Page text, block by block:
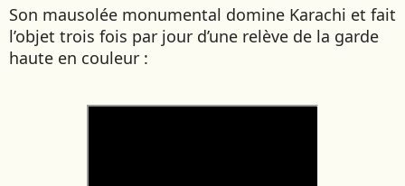
Son mausolée monumental domine Karachi et fait
l’objet trois fois par jour d’une relève de la garde
haute en couleur :